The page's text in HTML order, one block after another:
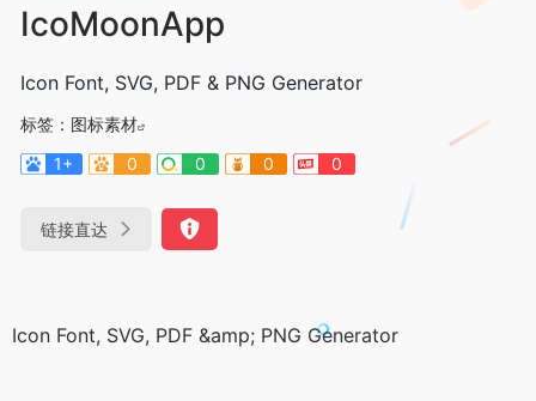
IcoMoonApp
Icon Font, SVG, PDF & PNG Generator
标签： 图标素材
1+
0 0 0 0
链接直达
Icon Font, SVG, PDF &amp; PNG Generator